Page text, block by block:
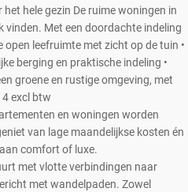
het hele gezin De ruime woningen in
Met een doordachte indeling
leefruimte met zicht op de tuin •
berging en praktische indeling •
groene en rustige omgeving, met
excl btw
en woningen worden
van lage maandelijkse kosten én
comfort of luxe.
buurt met vlotte verbindingen naar
met wandelpaden. Zowel